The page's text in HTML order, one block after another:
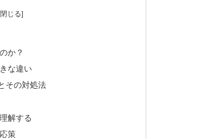
か？
な違い
その対処法
解する
策